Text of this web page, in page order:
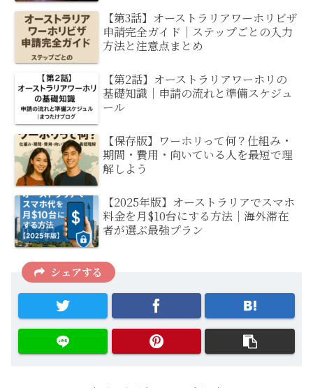
【第3話】オーストラリアワーホリビザ
申請完全ガイド｜ステップごとの入力
方法と注意点まとめ
【第2話】オーストラリアワーホリの
基礎知識｜申請の流れと準備スケジュ
ール
【保存版】ワーホリって何？仕組み・
期間・費用・向いている人を最短で理
解しよう
【2025年版】オーストラリアでスマホ
料金を月$10台にする方法｜海外滞在
者が選ぶ最強プラン
シェアする